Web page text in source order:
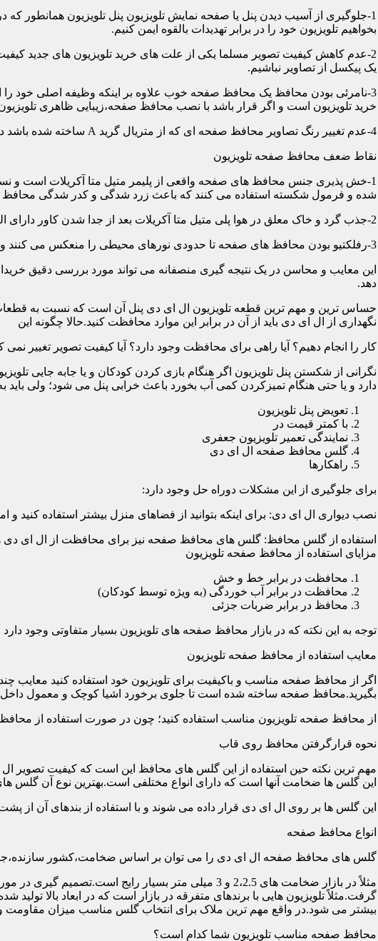
1-جلوگیری از آسیب دیدن پنل یا صفحه نمایش تلویزیون پنل تلویزیون
بخواهیم تلویزیون خود را در برابر تهدیدات بالقوه ایمن کنیم.
2-عدم کاهش کیفیت تصویر مسلما یکی از علت های خرید تلویزیون های جدید
یک پیکسل از تصاویر نباشیم.
3-نامرئی بودن محافظ یک محافظ صفحه خوب علاوه بر اینکه وظیفه اصلی خود را
خرید تلویزیون است و اگر قرار باشد با نصب محافظ صفحه،زیبایی ظاهری
4-عدم تغییر رنگ تصاویر محافظ صفحه ای که از متریال گرید A ساخته شده باشد در رنگ ها کوچکترین دخالتی از خود نشان نمی دهد و شما می توانید با خیالی آسوده از تصاویر و رنگهای اورجینال لذت ببرید.
نقاط ضعف محافظ صفحه تلویزیون
1-خش پذیری جنس محافظ های صفحه واقعی از پلیمر متیل متا آکریلات است و
شده و فرمول شکسته استفاده می کنند که باعث زرد شدگی و کدر شدگی محافظ می
2-جذب گرد و خاک معلق در هوا پلی متیل متا آکریلات بعد از جدا شدن کاور دارای الکتریسیته ساکن می شود و جاذب گرد و خاک؛ که به مرور زمان این حالت کم و کمتر می شود.
3-رفلکتیو بودن محافظ های صفحه تا حدودی نورهای محیطی را منعکس می کنند و این یکی از معایب آن هاست که با جابجایی تلویزیون یا منابع نوری می توان رفلکس را کنترل کرد.
این معایب و محاسن در یک نتیجه گیری منصفانه می تواند مورد بررسی دقیق
دهد.
حساس ترین و مهم ترین قطعه تلویزیون ال ای دی پنل آن است که نسبت به
نگهداری از ال ای دی باید از آن در برابر این موارد محافظت کنید.حالا چگونه این
کار را انجام دهیم؟ آیا راهی برای محافظت وجود دارد؟ آیا کیفیت تصویر تغییر نمی
نگرانی از شکستن پنل تلویزیون اگر هنگام بازی کردن کودکان و یا جابه جایی
دارد و یا حتی هنگام تمیزکردن کمی آب بخورد باعث خرابی پنل می شود؛ ولی باید
تعویض پنل تلویزیون
با کمتر قیمت در
نمایندگی تعمیر تلویزیون جعفری
گلس محافظ صفحه ال ای دی
راهکارها
برای جلوگیری از این مشکلات دوراه حل وجود دارد:
نصب دیواری ال ای دی: برای اینکه بتوانید از فضاهای منزل بیشتر استفاده کنید
استفاده از گلس محافظ: گلس های محافظ صفحه نیز برای محافظت از ال ای
مزایای استفاده از محافظ صفحه تلویزیون
محافظت در برابر خط و خش
محافظت در برابر آب خوردگی (به ویژه توسط کودکان)
محافظ در برابر ضربات جزئی
توجه به این نکته که در بازار محافظ صفحه های تلویزیون بسیار متفاوتی وجود
معایب استفاده از محافظ صفحه تلویزیون
اگر از محافظ صفحه مناسب و باکیفیت برای تلویزیون خود استفاده کنید معایب
بگیرید.محافظ صفحه ساخته شده است تا جلوی برخورد اشیا کوچک و معمول داخل
از محافظ صفحه تلویزیون مناسب استفاده کنید؛ چون در صورت استفاده از
نحوه قرارگرفتن محافظ روی قاب
مهم ترین نکته حین استفاده از این گلس های محافظ این است که کیفیت تصویر
این گلس ها ضخامت آنها است که دارای انواع مختلفی است.بهترین نوع آن گلس های با ضخامت
این گلس ها بر روی ال ای دی قرار داده می شوند و با استفاده از بندهای آن
انواع محافظ صفحه
گلس های محافظ صفحه ال ای دی را می توان بر اساس ضخامت،کشور
مثلاً در بازار ضخامت های 2،2.5 و 3 میلی متر بسیار
گرفت.مثلاً تلویزیون هایی با برندهای متفرقه در بازار است که در ابعاد بالا
بیشتر می شود.در واقع مهم ترین ملاک برای انتخاب گلس مناسب میزان مقاومت
محافظ صفحه مناسب تلویزیون شما کدام است؟